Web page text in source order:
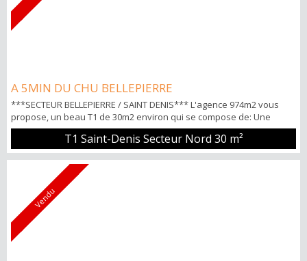
A 5MIN DU CHU BELLEPIERRE
***SECTEUR BELLEPIERRE / SAINT DENIS*** L'agence 974m2 vous
propose, un beau T1 de 30m2 environ qui se compose de: Une
grande pièce avec un placard donnant sur un balcon, un coin
cuisine aménagé et équipé avec fenêtre et une salle de bain avec
WC. POINTS FORTS -Emplacement parking -Résidence sécurisée -
Rentabilité brute : 7,1% Pour tous renseignements et visites Pascal
YENE TECK 06...
T1 Saint-Denis Secteur Nord 30 m²
Vendu